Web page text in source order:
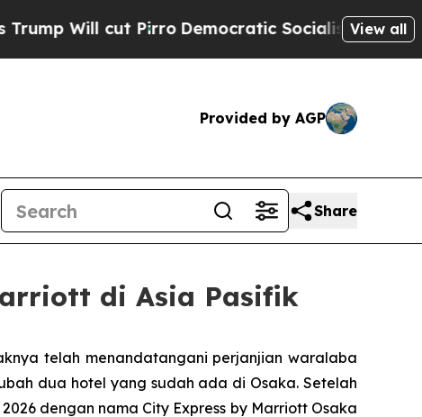
PirroDemocratic Socialists of America Propose
View all
Provided by AGP
Share
di Asia Pasifik
telah menandatangani perjanjian waralaba
dua hotel yang sudah ada di Osaka. Setelah
dengan nama City Express by Marriott Osaka